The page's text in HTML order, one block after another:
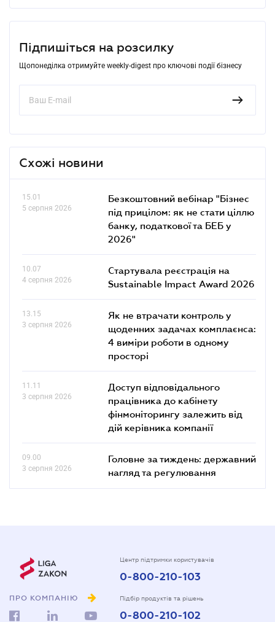
Підпишіться на розсилку
Щопонеділка отримуйте weekly-digest про ключові події бізнесу
Схожі новини
15.01
5 серпня 2026
Безкоштовний вебінар "Бізнес
під прицілом: як не стати ціллю
банку, податкової та БЕБ у
2026"
10.07
4 серпня 2026
Стартувала реєстрація на
Sustainable Impact Award 2026
13.15
3 серпня 2026
Як не втрачати контроль у
щоденних задачах комплаєнса:
4 виміри роботи в одному
просторі
11.11
3 серпня 2026
Доступ відповідального
працівника до кабінету
фінмоніторингу залежить від
дій керівника компанії
09.00
3 серпня 2026
Головне за тиждень: державний
нагляд та регулювання
ПРО КОМПАНІЮ
Центр підтримки користувачів
0-800-210-103
Підбір продуктів та рішень
0-800-210-102